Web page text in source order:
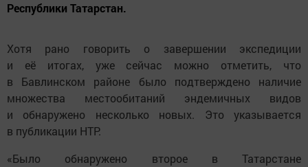
Республики Татарстан.
Хотя рано говорить о завершении экспедиции
и её итогах, уже сейчас можно отметить, что
в Бавлинском районе было подтверждено наличие
множества местообитаний эндемичных видов
и обнаружено несколько новых. Это указывается
в публикации НТР.
«Было обнаружено второе в Татарстане